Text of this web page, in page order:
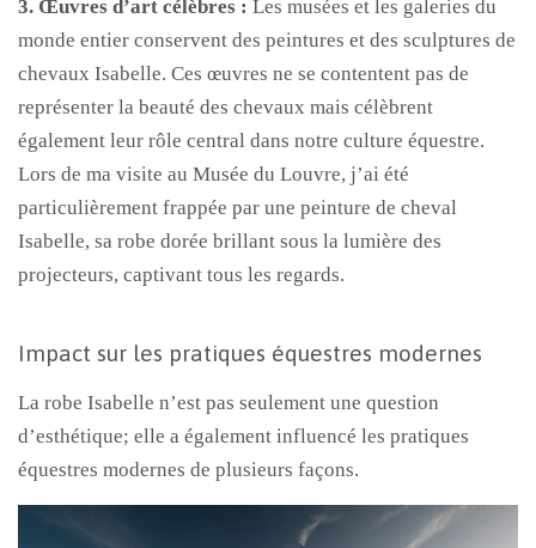
3. Œuvres d’art célèbres : Les musées et les galeries du
monde entier conservent des peintures et des sculptures de
chevaux Isabelle. Ces œuvres ne se contentent pas de
représenter la beauté des chevaux mais célèbrent
également leur rôle central dans notre culture équestre.
Lors de ma visite au Musée du Louvre, j’ai été
particulièrement frappée par une peinture de cheval
Isabelle, sa robe dorée brillant sous la lumière des
projecteurs, captivant tous les regards.
Impact sur les pratiques équestres modernes
La robe Isabelle n’est pas seulement une question
d’esthétique; elle a également influencé les pratiques
équestres modernes de plusieurs façons.